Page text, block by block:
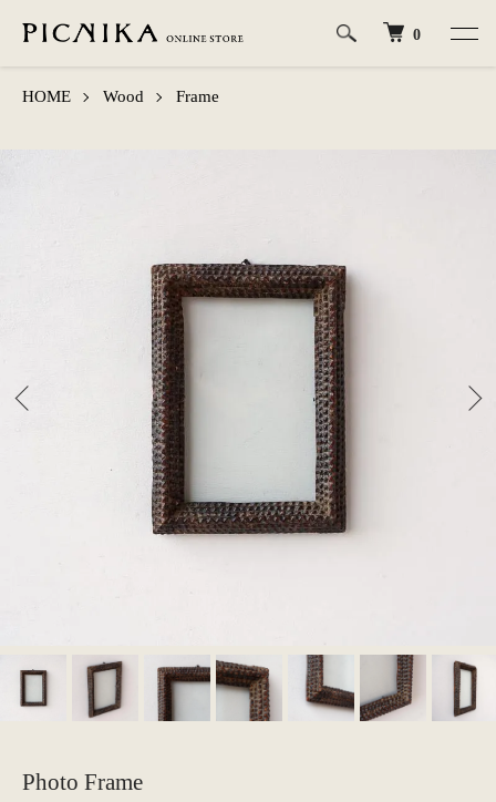
0
HOME Wood Frame
Photo Frame